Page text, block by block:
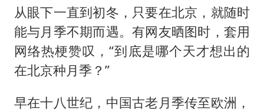
从眼下一直到初冬，只要在北京，就随时
能与月季不期而遇。有网友晒图时，套用
网络热梗赞叹，“到底是哪个天才想出的
在北京种月季？”
早在十八世纪，中国古老月季传至欧洲，